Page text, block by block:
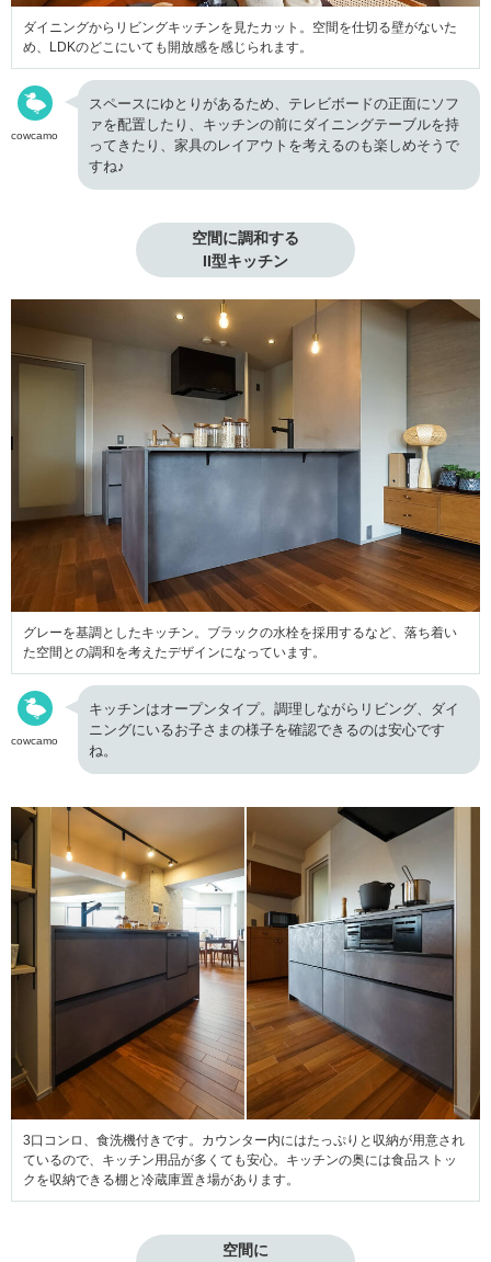
ダイニングからリビングキッチンを見たカット。空間を仕切る壁がないた
め、LDKのどこにいても開放感を感じられます。
cowcamo
スペースにゆとりがあるため、テレビボードの正面にソフ
ァを配置したり、キッチンの前にダイニングテーブルを持
ってきたり、家具のレイアウトを考えるのも楽しめそうで
すね♪
空間に調和する
II型キッチン
グレーを基調としたキッチン。ブラックの水栓を採用するなど、落ち着い
た空間との調和を考えたデザインになっています。
cowcamo
キッチンはオープンタイプ。調理しながらリビング、ダイ
ニングにいるお子さまの様子を確認できるのは安心です
ね。
3口コンロ、食洗機付きです。カウンター内にはたっぷりと収納が用意され
ているので、キッチン用品が多くても安心。キッチンの奥には食品ストッ
クを収納できる棚と冷蔵庫置き場があります。
空間に